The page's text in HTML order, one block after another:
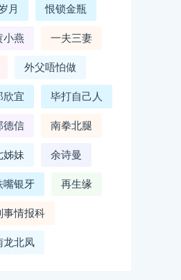
月 恨锁金瓶
小燕 一夫三妻
外父唔怕做
欣宜 毕打自己人
德信 南拳北腿
姊妹 余诗曼
嘴银牙 再生缘
事情报科
龙北凤